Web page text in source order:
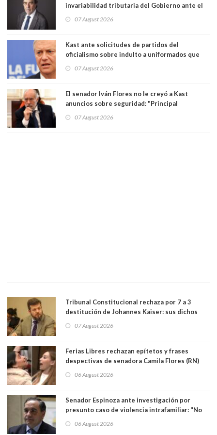
invariabilidad tributaria del Gobierno ante el
democracia” y "defendemos la alternancia en el
07 August 2026
Kast ante solicitudes de partidos del
oficialismo sobre indulto a uniformados que
07 August 2026
El senador Iván Flores no le creyó a Kast
anuncios sobre seguridad: "Principal
perseguir ruta del dinero y levantar secreto
07 August 2026
Tribunal Constitucional rechaza por 7 a 3
destitución de Johannes Kaiser: sus dichos
justicia constitucional porque no es diputado
07 August 2026
Ferias Libres rechazan epítetos y frases
despectivas de senadora Camila Flores (RN)
06 August 2026
Senador Espinoza ante investigación por
presunto caso de violencia intrafamiliar: "No
antecedentes a Tribunal Supremo
06 August 2026